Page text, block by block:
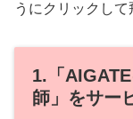
うにクリックして
1.「
師」をサー